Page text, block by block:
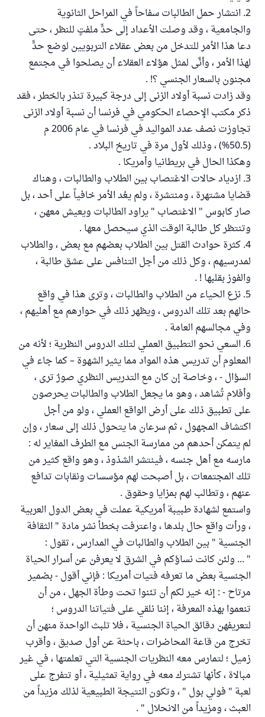
2. انتشار حمل الطالبات سفاحاً في المراحل الثانوية
والجامعية ، وقد وصلت الأعداد إلى حدٍّ ملفتٍ للنظر ، حتى
دعا هذا الأمر للتدخل من بعض عقلاء التربويين لوضع حدٍّ
لهذا الأمر ، وأنَّى لمثل هؤلاء العقلاء أن يصلحوا في مجتمع
مجنون بالسعار الجنسي ؟! .
وقد زادت نسبة أولاد الزنى إلى درجة كبيرة تنذر بالخطر ، فقد
ذكر مكتب الإحصاء الحكومي في فرنسا أن نسبة أولاد الزنى
تجاوزت نصف عدد المواليد في فرنسا في عام 2006 م
(50.5%) ، وذلك لأول مرة في تاريخ البلاد .
وهكذا الحال في بريطانيا وأمريكا .
3. ازدياد حالات الاغتصاب بين الطلاب والطالبات ، وهناك
قضايا مشتهرة ، ومنتشرة ، ولم يعُد الأمر خافياً على أحد ، بل
صار كابوس " الاغتصاب " يراود الطالبات ويعيش معهن ،
وتنتظر كل طالبة الوقت الذي سيحصل معها .
4. كثرة حوادث القتل بين الطلاب بعضهم مع بعض ، والطلاب
لمدرسيهم ، وكل ذلك من أجل التنافس على عشق طالبة ،
والفوز بقلبها ! .
5. نزع الحياء من الطلاب والطالبات ، وترى هذا في واقع
حالهم بعد تلك الدروس ، ويظهر ذلك في حوارهم مع أهليهم ،
وفي مجالسهم العامة .
6. السعي نحو التطبيق العملي لتلك الدروس النظرية ؛ لأنه من
المعلوم أن تدريس هذه المواد مما يثير الشهوة – كما جاء في
السؤال - ، وخاصة إن كان مع التدريس النظري صورٌ ترى ،
وأفلام تُشاهد ، وهو ما يجعل الطلاب والطالبات يحرصون
على تطبيق ذلك على أرض الواقع العملي ، ولو من أجل
اكتشاف المجهول ، ثم سرعان ما يتحول ذلك إلى سعار ، وإن
لم يتمكن أحدهم من ممارسة الجنس مع الطرف المغاير له :
مارسه مع أهل جنسه ، فينتشر الشذوذ ، وهو واقع كثير من
تلك المجتمعات ، بل أصبحت لهم مؤسسات ونقابات تدافع
عنهم ، وتطالب لهم بمزايا وحقوق .
واستمع لشهادة طبيبة أمريكية عملت في بعض الدول العربية
، ورأت واقع حال بلدها ، واعترفت بخطأ نشر مادة " الثقافة
الجنسية " بين الطلاب والطالبات في المدارس ، تقول :
" ... ولئن كانت نساؤكم في الشرق لا يعرفن عن أسرار الحياة
الجنسية بعض ما تعرفه فتيات أمريكا : فإني أقول - بضمير
مرتاح - : إنه خير لكم أن تئنوا تحت وطأة الجهل ، من أن
تنعموا بهذه المعرفة ، إننا نلقي على فتياتنا الدروس ؛
لتعريفهن دقائق الحياة الجنسية ، فلا تلبث الواحدة منهن أن
تخرج من قاعة المحاضرات ، باحثة عن أول صديق ، وأقرب
زميل ؛ لتمارس معه النظريات الجنسية التي تعلمتها ، في غير
مبالاة ، كأنها تشترك معه في رواية تمثيلية ، أو تتفرج على
لعبة " فولي بول " ، وتكون النتيجة الطبيعية لذلك مزيداً من
العبث ، ومزيداً من الانحلال " .